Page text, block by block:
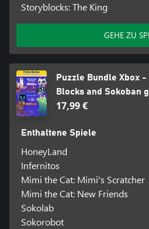
Storyblocks: The King
GEHE ZU
Puzzle Bundle Xbox -
Blocks and Sokoban
17,99 €
Enthaltene Spiele
HoneyLand
Infernitos
Mimi the Cat: Mimi's Scratcher
Mimi the Cat: New Friends
Sokolab
Sokorobot